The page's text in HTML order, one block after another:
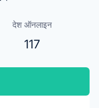
देश ऑनलाइन
117